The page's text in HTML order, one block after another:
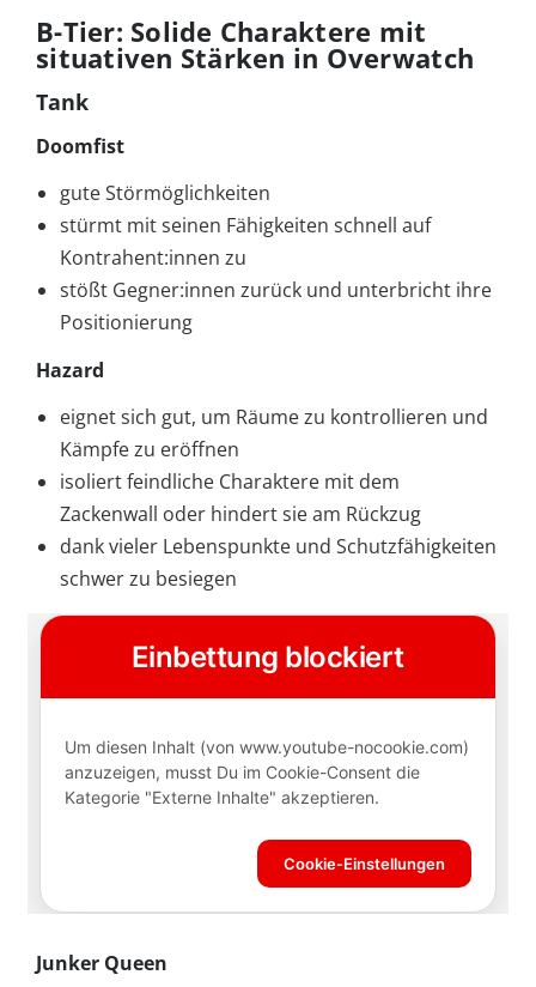
B-Tier: Solide Charaktere mit
situativen Stärken in Overwatch
Tank
Doomfist
gute Störmöglichkeiten
stürmt mit seinen Fähigkeiten schnell auf
Kontrahent:innen zu
stößt Gegner:innen zurück und unterbricht ihre
Positionierung
Hazard
eignet sich gut, um Räume zu kontrollieren und
Kämpfe zu eröffnen
isoliert feindliche Charaktere mit dem
Zackenwall oder hindert sie am Rückzug
dank vieler Lebenspunkte und Schutzfähigkeiten
schwer zu besiegen
Junker Queen